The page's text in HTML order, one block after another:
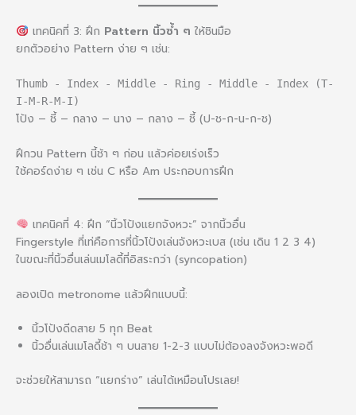
เทคนิคที่ 3: ฝึก Pattern นิ้วซ้ำ ๆ ให้ชินมือ
ยกตัวอย่าง Pattern ง่าย ๆ เช่น:
Thumb - Index - Middle - Ring - Middle - Index (T-
I-M-R-M-I)
โป้ง – ชี้ – กลาง – นาง – กลาง – ชี้ (ป-ช-ก-น-ก-ช)
ฝึกวน Pattern นี้ช้า ๆ ก่อน แล้วค่อยเร่งเร็ว
ใช้คอร์ดง่าย ๆ เช่น C หรือ Am ประกอบการฝึก
เทคนิคที่ 4: ฝึก “นิ้วโป้งแยกจังหวะ” จากนิ้วอื่น
Fingerstyle ที่เท่คือการที่นิ้วโป้งเล่นจังหวะเบส (เช่น เดิน 1 2 3 4)
ในขณะที่นิ้วอื่นเล่นเมโลดี้ที่อิสระกว่า (syncopation)
ลองเปิด metronome แล้วฝึกแบบนี้:
นิ้วโป้งดีดสาย 5 ทุก Beat
นิ้วอื่นเล่นเมโลดี้ช้า ๆ บนสาย 1-2-3 แบบไม่ต้องลงจังหวะพอดี
จะช่วยให้สามารถ “แยกร่าง” เล่นได้เหมือนโปรเลย!